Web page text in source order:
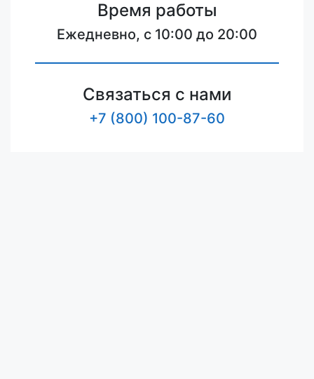
Время работы
Ежедневно, с 10:00 до 20:00
Связаться с нами
+7 (800) 100-87-60